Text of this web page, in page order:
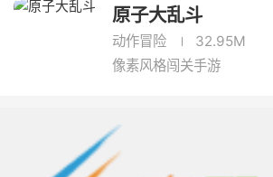
原子大乱斗
动作冒险
32.95M
像素风格闯关手游